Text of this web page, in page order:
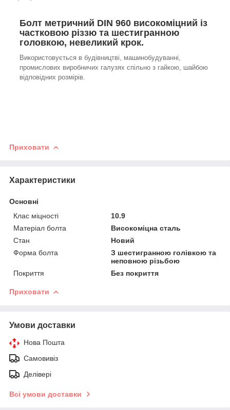
Болт метричний DIN 960 високоміцний із
частковою різзю та шестигранною
головкою, невеликий крок.
Використовується в будівництві, машинобудуванні,
промислових виробничих галузях спільно з гайкою, шайбою
відповідних розмірів.
Приховати
Характеристики
Основні
Клас міцності
10.9
Матеріал болта
Високоміцна сталь
Стан
Новий
Форма болта
З шестигранною голівкою та
неповною різьбою
Покриття
Без покриття
Приховати
Умови доставки
Нова Пошта
Самовивіз
Делівері
Всі умови доставки